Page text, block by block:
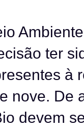
ter
à
nove. De
devem